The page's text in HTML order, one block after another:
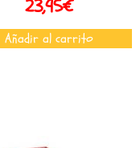
23,95€
Añadir al carrito